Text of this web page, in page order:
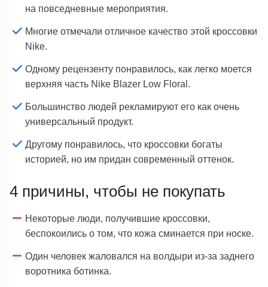
на повседневные мероприятия.
Многие отмечали отличное качество этой кроссовки
Nike.
Одному рецензенту понравилось, как легко моется
верхняя часть Nike Blazer Low Floral.
Большинство людей рекламируют его как очень
универсальный продукт.
Другому понравилось, что кроссовки богаты
историей, но им придан современный оттенок.
4 причины, чтобы не покупать
Некоторые люди, получившие кроссовки,
беспокоились о том, что кожа сминается при носке.
Один человек жаловался на волдыри из-за заднего
воротника ботинка.